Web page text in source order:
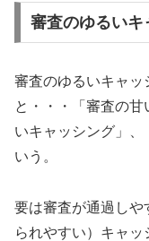
審査のゆるいキ
審査のゆるいキャッ
と・・・「審査の
いキャッシング」
いう。
要は審査が通過しや
られやすい）キャッ